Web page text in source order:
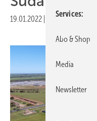
19.01.2022 Druckvorschau
Services
Abo & Shop
Media
Newsletter